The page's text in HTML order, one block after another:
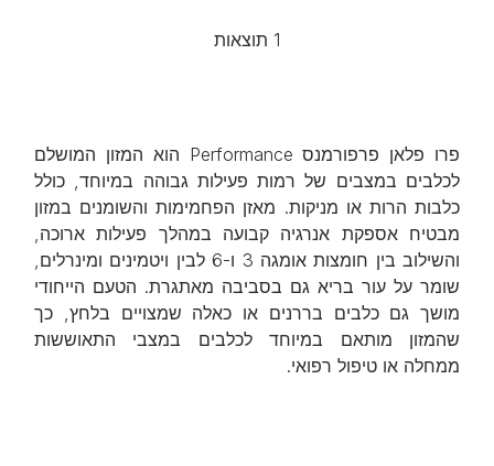
1 תוצאות
פרו פלאן פרפורמנס Performance הוא המזון המושלם
לכלבים במצבים של רמות פעילות גבוהה במיוחד, כולל
כלבות הרות או מניקות. מאזן הפחמימות והשומנים במזון
מבטיח אספקת אנרגיה קבועה במהלך פעילות ארוכה,
והשילוב בין חומצות אומגה 3 ו-6 לבין ויטמינים ומינרלים,
שומר על עור בריא גם בסביבה מאתגרת. הטעם הייחודי
מושך גם כלבים בררנים או כאלה שמצויים בלחץ, כך
שהמזון מותאם במיוחד לכלבים במצבי התאוששות
ממחלה או טיפול רפואי.